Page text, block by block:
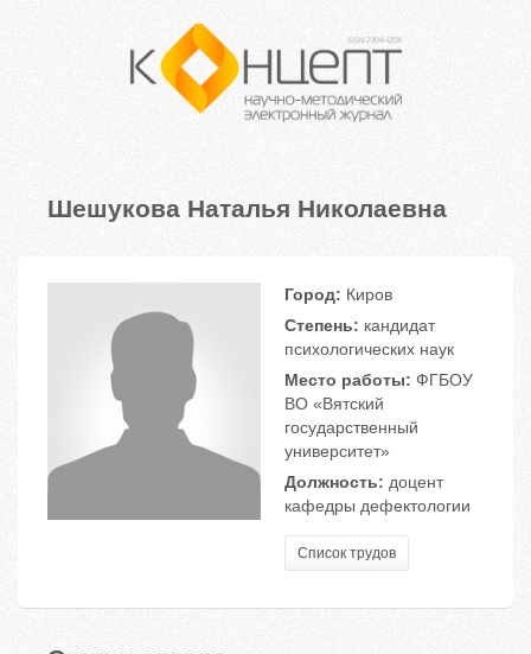
Шешукова Наталья Николаевна
Город: Киров
Степень: кандидат
психологических наук
Место работы: ФГБОУ
ВО «Вятский
государственный
университет»
Должность: доцент
кафедры дефектологии
Список трудов